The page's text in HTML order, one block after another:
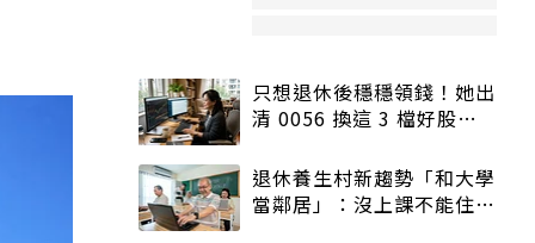
只想退休後穩穩領錢！她出
清 0056 換這 3 檔好股：
退休養生村新趨勢「和大學
當鄰居」：沒上課不能住、